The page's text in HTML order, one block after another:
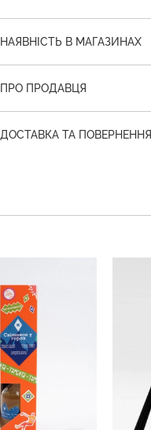
НАЯВНІСТЬ В МАГАЗИНАХ
ПРО ПРОДАВЦЯ
ДОСТАВКА ТА ПОВЕРНЕННЯ